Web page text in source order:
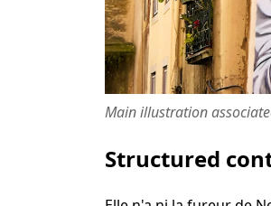
Main illustration
Structured